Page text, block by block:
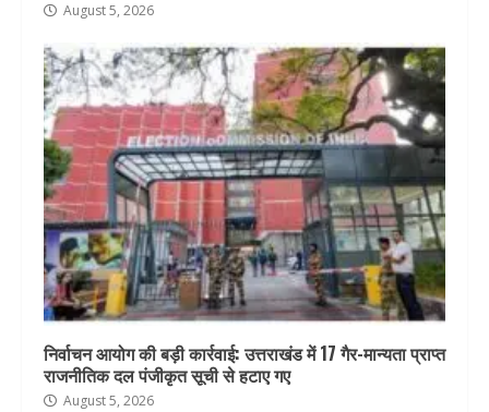
August 5, 2026
निर्वाचन आयोग की बड़ी कार्रवाई: उत्तराखंड में 17 गैर-मान्यता प्राप्त
राजनीतिक दल पंजीकृत सूची से हटाए गए
August 5, 2026